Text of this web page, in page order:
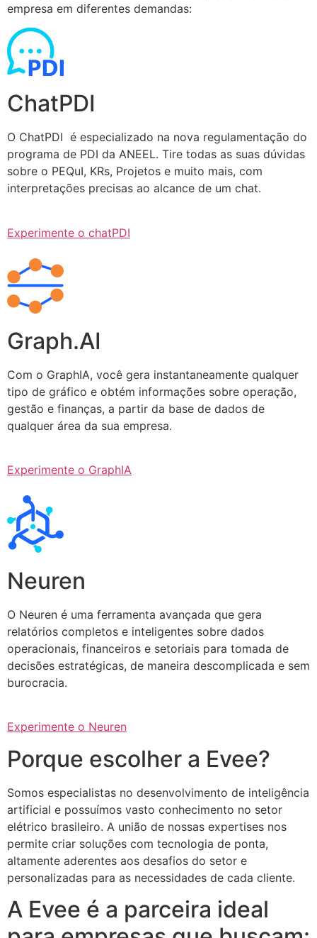
empresa em diferentes demandas:
ChatPDI
O ChatPDI é especializado na nova regulamentação do
programa de PDI da ANEEL. Tire todas as suas dúvidas
sobre o PEQuI, KRs, Projetos e muito mais, com
interpretações precisas ao alcance de um chat.
Experimente o chatPDI
Graph.AI
Com o GraphIA, você gera instantaneamente qualquer
tipo de gráfico e obtém informações sobre operação,
gestão e finanças, a partir da base de dados de
qualquer área da sua empresa.
Experimente o GraphIA
Neuren
O Neuren é uma ferramenta avançada que gera
relatórios completos e inteligentes sobre dados
operacionais, financeiros e setoriais para tomada de
decisões estratégicas, de maneira descomplicada e sem
burocracia.
Experimente o Neuren
Porque escolher a Evee?
Somos especialistas no desenvolvimento de inteligência
artificial e possuímos vasto conhecimento no setor
elétrico brasileiro. A união de nossas expertises nos
permite criar soluções com tecnologia de ponta,
altamente aderentes aos desafios do setor e
personalizadas para as necessidades de cada cliente.
A Evee é a parceira ideal